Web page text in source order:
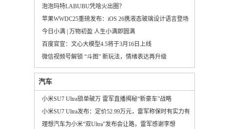
泡泡玛特LABUBU凭啥火出圈？
苹果WWDC25重磅发布：iOS 26携液态玻璃设计语言登场
今日小满 | 万物初盈 人生小满即圆满
百度官宣：文心大模型4.5将于3月16日上线
微信视频号解锁 “斗图” 新玩法，情绪表达再升级
汽车
小米SU7 Ultra锁单破万 雷军直播揭秘“新豪车”战略
小米SU7 Ultra发布：定价52.99万元，雷军称保时有实力有格局
理想汽车为小米“双Ultra”发布会让路，雷军感谢李想